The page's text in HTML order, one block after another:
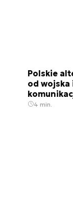
Polskie
od wojska
4 min.